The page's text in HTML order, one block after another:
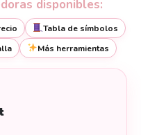
disponibles:
Tabla de símbolos
Más herramientas